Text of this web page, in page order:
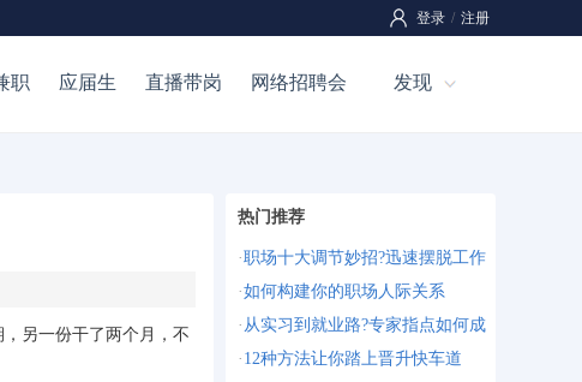
登录 / 注册
职 应届生 直播带岗 网络招聘会 发现
另一份干了两个月，不
热门推荐
·职场十大调节妙招?迅速摆脱工作
·如何构建你的职场人际关系
· 从实习到就业路?专家指点如何成
· 12种方法让你踏上晋升快车道